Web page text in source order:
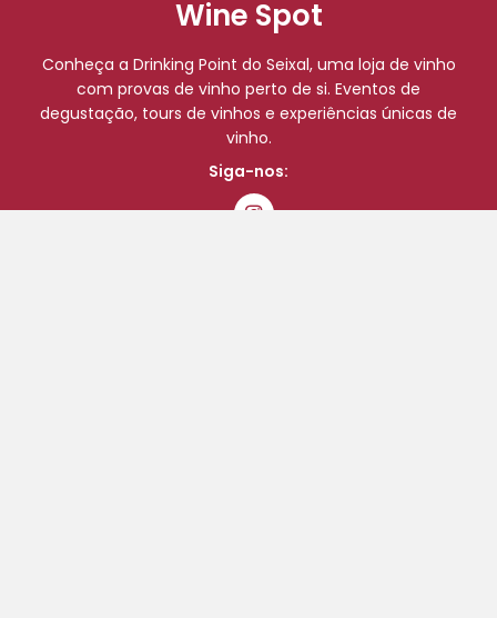
Wine Spot
Conheça a Drinking Point do Seixal, uma loja de vinho
com provas de vinho perto de si. Eventos de
degustação, tours de vinhos e experiências únicas de
vinho.
Siga-nos: